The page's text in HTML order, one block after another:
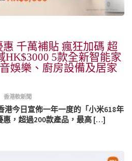
千萬補貼 瘋狂加碼 超
HK$3000 5款全新智能家
娛樂、廚房設備及居家
香港軟新聞
港今日宣佈一年一度的「小米618年
惠，超過200款產品，最高 […]